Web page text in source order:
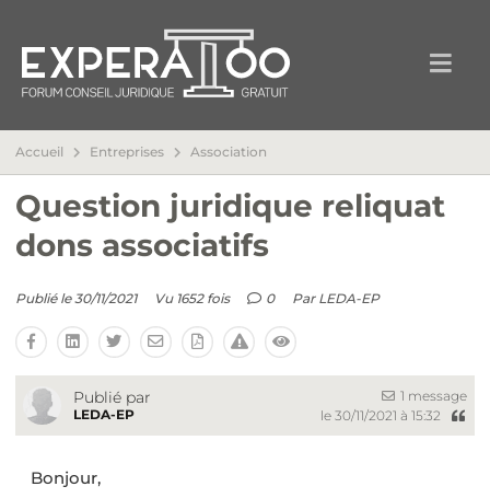
Accueil Entreprises Association
Question juridique reliquat
dons associatifs
Publié le 30/11/2021 Vu 1652 fois 0 Par LEDA-EP
Publié par
LEDA-EP
1 message
le 30/11/2021 à 15:32
Bonjour,